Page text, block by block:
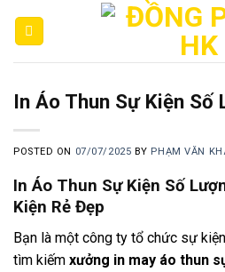
In Áo Thun Sự Kiện Số
POSTED ON 07/07/2025 BY PHẠM VĂN
In Áo Thun Sự Kiện Số
Kiện Rẻ Đẹp
Bạn là một công ty tổ chức sự
tìm kiếm xưởng in may áo thun